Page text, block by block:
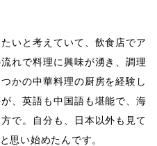
いと考えていて、飲食店でア
れで料理に興味が湧き、調理
かの中華料理の厨房を経験し
、英語も中国語も堪能で、海
で。自分も、日本以外も見て
思い始めたんです。